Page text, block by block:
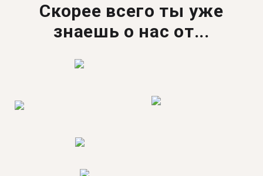
Скорее всего ты уже
знаешь о нас от...